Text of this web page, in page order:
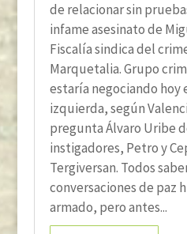
de relacionar sin
infame asesinato de
Fiscalía sindica del
Marquetalia. Grupo
estaría negociando hoy
izquierda, según
pregunta Álvaro Uribe
instigadores, Petro y
Tergiversan. Todos
conversaciones de paz
armado, pero antes...